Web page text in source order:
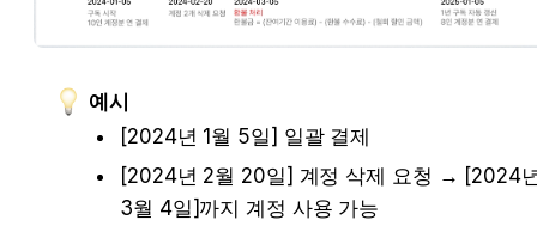
예시
[2024년 1월 5일] 일괄 결제
[2024년 2월 20일] 계정 삭제 요청 → [2024
3월 4일]까지 계정 사용 가능